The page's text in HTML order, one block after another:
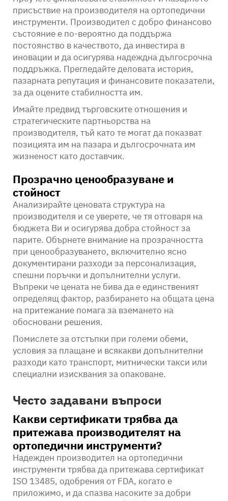
присъствие на производителя на ортопедични
инструменти. Производител с добро финансово
състояние е по-вероятно да поддържа
постоянство в качеството, да инвестира в
иновации и да осигурява надеждна дългосрочна
поддръжка. Прегледайте деловата история,
пазарната репутация и финансовите показатели,
за да оцените стабилността им.
Имайте предвид търговските отношения и
стратегическите партньорства на
производителя, тъй като те могат да показват
позицията им на пазара и дългосрочната им
жизненост като доставчик.
Прозрачно ценообразуване и
стойност
Анализирайте ценовата структура на
производителя и се уверете, че тя отговаря на
бюджета Ви и осигурява добра стойност за
парите. Обърнете внимание на прозрачността
при ценообразуването, включително ясно
документирани разходи за персонализация,
спешни поръчки и допълнителни услуги.
Въпреки че цената не бива да е единственият
определящ фактор, разбирането на общата цена
на притежание помага за вземането на
обосновани решения.
Помислете за отстъпки при големи обеми,
условия за плащане и всякакви допълнителни
разходи като транспорт, митнически такси или
специални изисквания за опаковане.
Често задавани въпроси
Какви сертификати трябва да
притежава производителят на
ортопедични инструменти?
Надежден производител на ортопедични
инструменти трябва да притежава сертификат
ISO 13485, одобрения от FDA, когато е
приложимо, и да спазва насоките за добри